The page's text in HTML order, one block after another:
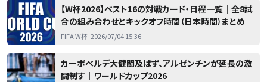
【W杯2026】ベスト16の対戦カード・日程一覧｜全8試
合の組み合わせとキックオフ時間（日本時間）まとめ
FIFA W杯 2026/07/04 15:36
カーボベルデ大健闘及ばず、アルゼンチンが延長の激
闘制す｜ワールドカップ2026